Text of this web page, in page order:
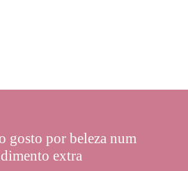
gosto por beleza num
extra